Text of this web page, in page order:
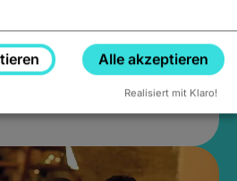
das Bamberger
Alle akzeptieren
Realisiert mit Klaro!